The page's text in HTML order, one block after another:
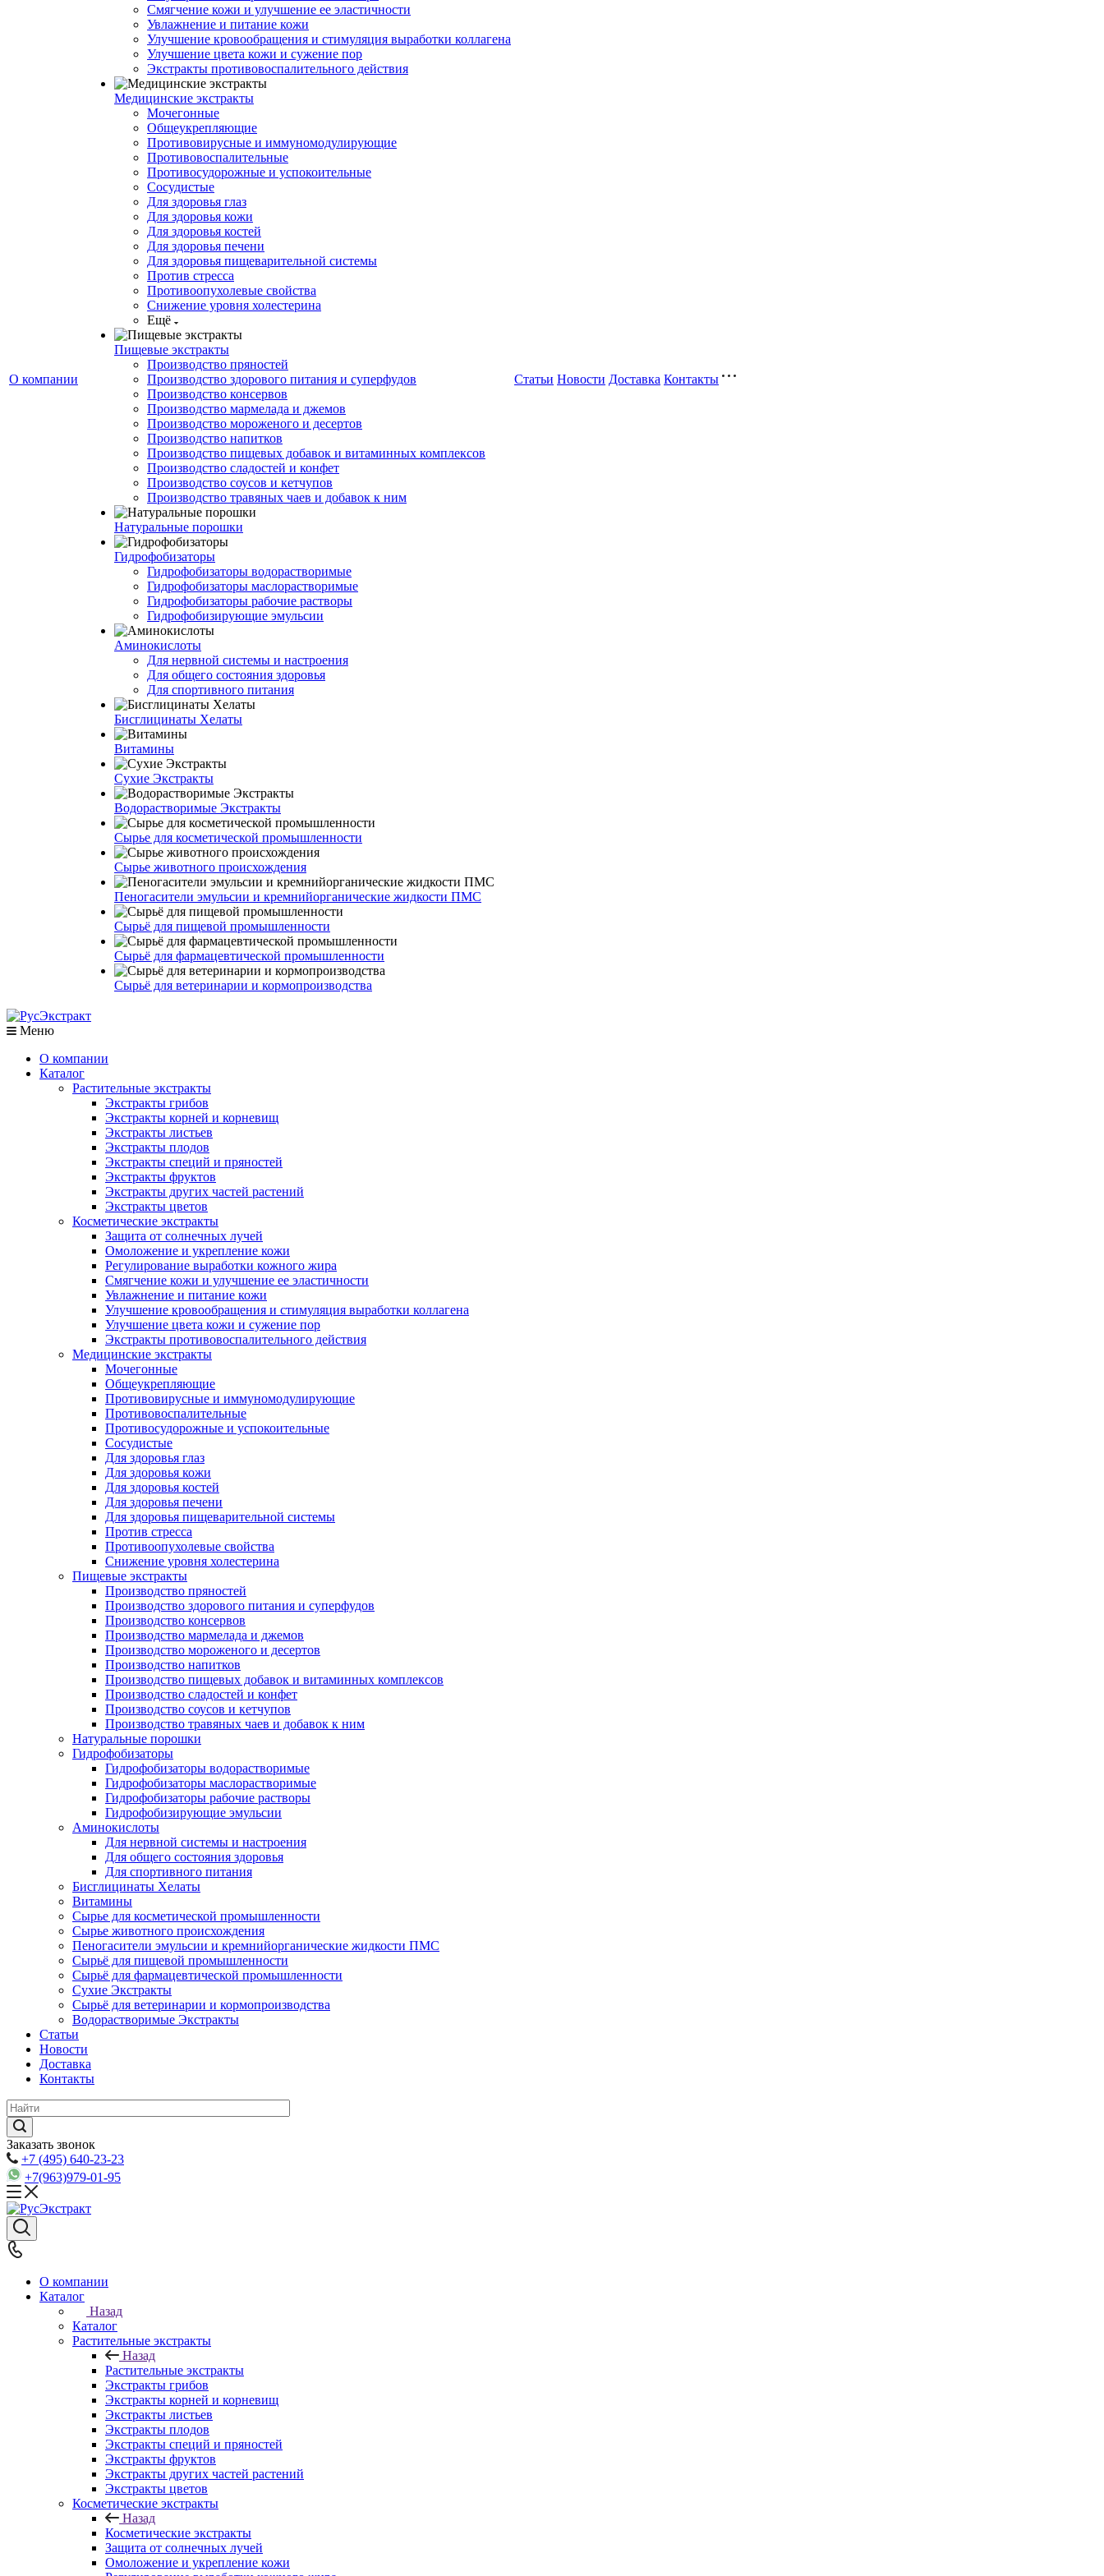
О компании
Смягчение кожи и улучшение ее эластичности
Увлажнение и питание кожи
Улучшение кровообращения и стимуляция выработки коллагена
Улучшение цвета кожи и сужение пор
Экстракты противовоспалительного действия
Медицинские экстракты
Мочегонные
Общеукрепляющие
Противовирусные и иммуномодулирующие
Противовоспалительные
Противосудорожные и успокоительные
Сосудистые
Для здоровья глаз
Для здоровья кожи
Для здоровья костей
Для здоровья печени
Для здоровья пищеварительной системы
Против стресса
Противоопухолевые свойства
Снижение уровня холестерина
Ещё
Пищевые экстракты
Производство пряностей
Производство здорового питания и суперфудов
Производство консервов
Производство мармелада и джемов
Производство мороженого и десертов
Производство напитков
Производство пищевых добавок и витаминных комплексов
Производство сладостей и конфет
Производство соусов и кетчупов
Производство травяных чаев и добавок к ним
Натуральные порошки
Гидрофобизаторы
Гидрофобизаторы водорастворимые
Гидрофобизаторы маслорастворимые
Гидрофобизаторы рабочие растворы
Гидрофобизирующие эмульсии
Аминокислоты
Для нервной системы и настроения
Для общего состояния здоровья
Для спортивного питания
Бисглицинаты Хелаты
Витамины
Сухие Экстракты
Водорастворимые Экстракты
Сырье для косметической промышленности
Сырье животного происхождения
Пеногасители эмульсии и кремнийорганические жидкости ПМС
Сырьё для пищевой промышленности
Сырьё для фармацевтической промышленности
Сырьё для ветеринарии и кормопроизводства
Статьи Новости Доставка Контакты
Меню
О компании
Каталог
Растительные экстракты
Экстракты грибов
Экстракты корней и корневищ
Экстракты листьев
Экстракты плодов
Экстракты специй и пряностей
Экстракты фруктов
Экстракты других частей растений
Экстракты цветов
Косметические экстракты
Защита от солнечных лучей
Омоложение и укрепление кожи
Регулирование выработки кожного жира
Смягчение кожи и улучшение ее эластичности
Увлажнение и питание кожи
Улучшение кровообращения и стимуляция выработки коллагена
Улучшение цвета кожи и сужение пор
Экстракты противовоспалительного действия
Медицинские экстракты
Мочегонные
Общеукрепляющие
Противовирусные и иммуномодулирующие
Противовоспалительные
Противосудорожные и успокоительные
Сосудистые
Для здоровья глаз
Для здоровья кожи
Для здоровья костей
Для здоровья печени
Для здоровья пищеварительной системы
Против стресса
Противоопухолевые свойства
Снижение уровня холестерина
Пищевые экстракты
Производство пряностей
Производство здорового питания и суперфудов
Производство консервов
Производство мармелада и джемов
Производство мороженого и десертов
Производство напитков
Производство пищевых добавок и витаминных комплексов
Производство сладостей и конфет
Производство соусов и кетчупов
Производство травяных чаев и добавок к ним
Натуральные порошки
Гидрофобизаторы
Гидрофобизаторы водорастворимые
Гидрофобизаторы маслорастворимые
Гидрофобизаторы рабочие растворы
Гидрофобизирующие эмульсии
Аминокислоты
Для нервной системы и настроения
Для общего состояния здоровья
Для спортивного питания
Бисглицинаты Хелаты
Витамины
Сырье для косметической промышленности
Сырье животного происхождения
Пеногасители эмульсии и кремнийорганические жидкости ПМС
Сырьё для пищевой промышленности
Сырьё для фармацевтической промышленности
Сухие Экстракты
Сырьё для ветеринарии и кормопроизводства
Водорастворимые Экстракты
Статьи
Новости
Доставка
Контакты
Заказать звонок
+7 (495) 640-23-23
+7(963)979-01-95
О компании
Каталог
Назад
Каталог
Растительные экстракты
Назад
Растительные экстракты
Экстракты грибов
Экстракты корней и корневищ
Экстракты листьев
Экстракты плодов
Экстракты специй и пряностей
Экстракты фруктов
Экстракты других частей растений
Экстракты цветов
Косметические экстракты
Назад
Косметические экстракты
Защита от солнечных лучей
Омоложение и укрепление кожи